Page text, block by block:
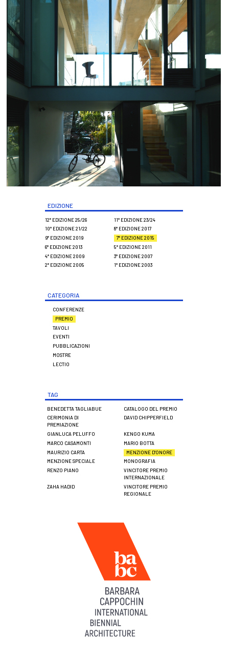
EDIZIONE
12° EDIZIONE 25/26
11° EDIZIONE 23/24
10° EDIZIONE 21/22
8° EDIZIONE 2017
9° EDIZIONE 2019
7° EDIZIONE 2015
6° EDIZIONE 2013
5° EDIZIONE 2011
4° EDIZIONE 2009
3° EDIZIONE 2007
2° EDIZIONE 2005
1° EDIZIONE 2003
CATEGORIA
CONFERENZE
PREMIO
TAVOLI
EVENTI
PUBBLICAZIONI
MOSTRE
LECTIO
TAG
BENEDETTA TAGLIABUE
CATALOGO DEL PREMIO
CERIMONIA DI
PREMIAZIONE
DAVID CHIPPERFIELD
GIANLUCA PELUFFO
KENGO KUMA
MARCO CASAMONTI
MARIO BOTTA
MAURIZIO CARTA
MENZIONE D'ONORE
MENZIONE SPECIALE
MONOGRAFIA
RENZO PIANO
VINCITORE PREMIO
INTERNAZIONALE
ZAHA HADID
VINCITORE PREMIO
REGIONALE